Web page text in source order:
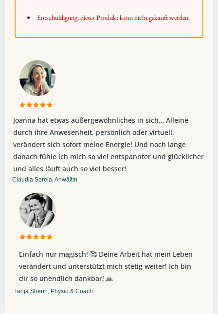
Entschuldigung, dieses Produkt kann nicht gekauft werden.

Joanna hat etwas außergewöhnliches in sich… Alleine
durch ihre Anwesenheit, persönlich oder virtuell,
verändert sich sofort meine Energie! Und noch lange
danach fühle ich mich so viel entspannter und glücklicher
und alles läuft auch so viel besser!
Claudia Soreia, Anwältin

Einfach nur magisch! 🥰 Deine Arbeit hat mein Leben
verändert und unterstützt mich stetig weiter! Ich bin
dir so unendlich dankbar! 🙏
Tanja Sherin, Physio & Coach